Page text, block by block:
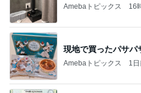
Amebaトピックス 16
現地で買ったパサパ
Amebaトピックス 1